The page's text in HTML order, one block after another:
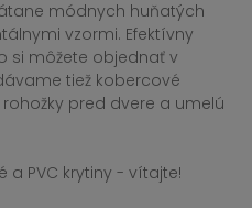
módnych huňatých
vzormi. Efektívny
si môžete objednať v
tiež kobercové
rohožky pred dvere a umelú
a PVC krytiny - vítajte!